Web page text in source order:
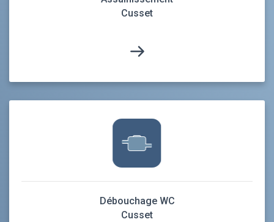
Cusset
Débouchage WC
Cusset